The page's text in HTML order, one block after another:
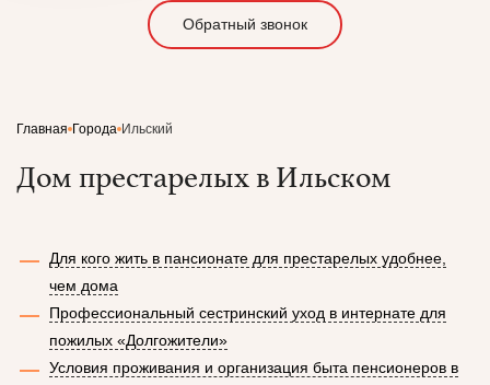
Обратный звонок
Главная Города Ильский
Дом престарелых в Ильском
Для кого жить в пансионате для престарелых удобнее,
чем дома
Профессиональный сестринский уход в интернате для
пожилых «Долгожители»
Условия проживания и организация быта пенсионеров в